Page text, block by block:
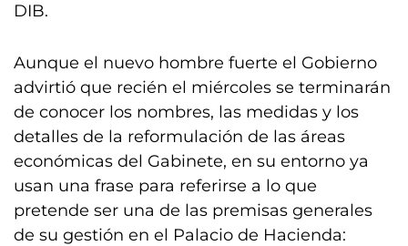
DIB.
Aunque el nuevo hombre fuerte el Gobierno
advirtió que recién el miércoles se terminarán
de conocer los nombres, las medidas y los
detalles de la reformulación de las áreas
económicas del Gabinete, en su entorno ya
usan una frase para referirse a lo que
pretende ser una de las premisas generales
de su gestión en el Palacio de Hacienda: